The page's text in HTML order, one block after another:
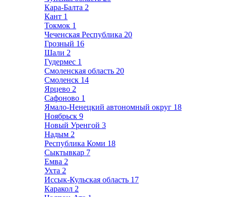
Кара-Балта 2
Кант 1
Токмок 1
Чеченская Республика 20
Грозный 16
Шали 2
Гудермес 1
Смоленская область 20
Смоленск 14
Ярцево 2
Сафоново 1
Ямало-Ненецкий автономный округ 18
Ноябрьск 9
Новый Уренгой 3
Надым 2
Республика Коми 18
Сыктывкар 7
Емва 2
Ухта 2
Иссык-Кульская область 17
Каракол 2